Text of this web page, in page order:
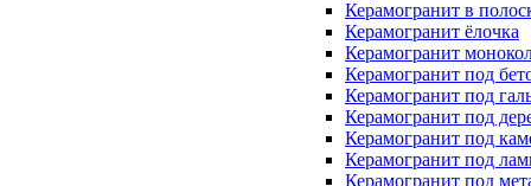
Керамогранит в
Керамогранит ёлочка
Керамогранит
Керамогранит под
Керамогранит под
Керамогранит под
Керамогранит под
Керамогранит под
Керамогранит под